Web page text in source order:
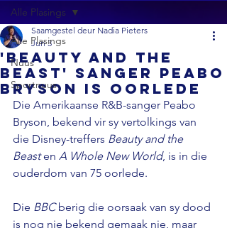
Alle Plasings
Nuus
Sportnuus
Alle Plasings
'Beauty And The
Beast' sanger Peabo
Bryson is oorlede
Saamgestel deur Nadia Pieters
Jun 3
Die Amerikaanse R&B-sanger Peabo
Bryson, bekend vir sy vertolkings van
die Disney-treffers Beauty and the
Beast en A Whole New World, is in die
ouderdom van 75 oorlede.
Die BBC berig die oorsaak van sy dood
is nog nie bekend gemaak nie, maar